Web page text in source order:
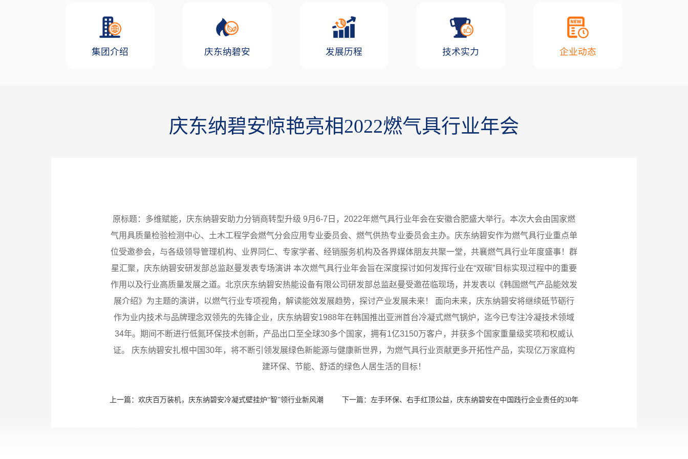
集团介绍 庆东纳碧安 发展历程 技术实力 企业动态
庆东纳碧安惊艳亮相2022燃气具行业年会
原标题：多维赋能，庆东纳碧安助力分销商转型升级 9月6-7日，2022年燃气具行业年会在安徽合肥盛大举行。本次大会由国家燃
气用具质量检验检测中心、土木工程学会燃气分会应用专业委员会、燃气供热专业委员会主办。庆东纳碧安作为燃气具行业重点单
位受邀参会，与各级领导管理机构、业界同仁、专家学者、经销服务机构及各界媒体朋友共聚一堂，共襄燃气具行业年度盛事！群
星汇聚，庆东纳碧安研发部总监赵曼发表专场演讲 本次燃气具行业年会旨在深度探讨如何发挥行业在“双碳”目标实现过程中的重要
作用以及行业高质量发展之道。北京庆东纳碧安热能设备有限公司研发部总监赵曼受邀莅临现场，并发表以《韩国燃气产品能效发
展介绍》为主题的演讲，以燃气行业专项视角，解读能效发展趋势，探讨产业发展未来！ 面向未来，庆东纳碧安将继续砥节砺行
作为业内技术与品牌理念双领先的先锋企业，庆东纳碧安1988年在韩国推出亚洲首台冷凝式燃气锅炉，迄今已专注冷凝技术领域
34年。期间不断进行低氮环保技术创新，产品出口至全球30多个国家，拥有1亿3150万客户，并获多个国家重量级奖项和权威认
证。 庆东纳碧安扎根中国30年，将不断引领发展绿色新能源与健康新世界，为燃气具行业贡献更多开拓性产品，实现亿万家庭构
建环保、节能、舒适的绿色人居生活的目标！
上一篇：欢庆百万装机，庆东纳碧安冷凝式壁挂炉“智”领行业新风潮 下一篇： 左手环保、右手红顶公益，庆东纳碧安在中国践行企业责任的30年